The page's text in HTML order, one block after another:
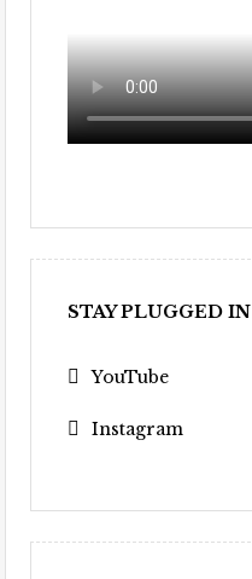
STAY PLUGGED IN
YouTube
Instagram